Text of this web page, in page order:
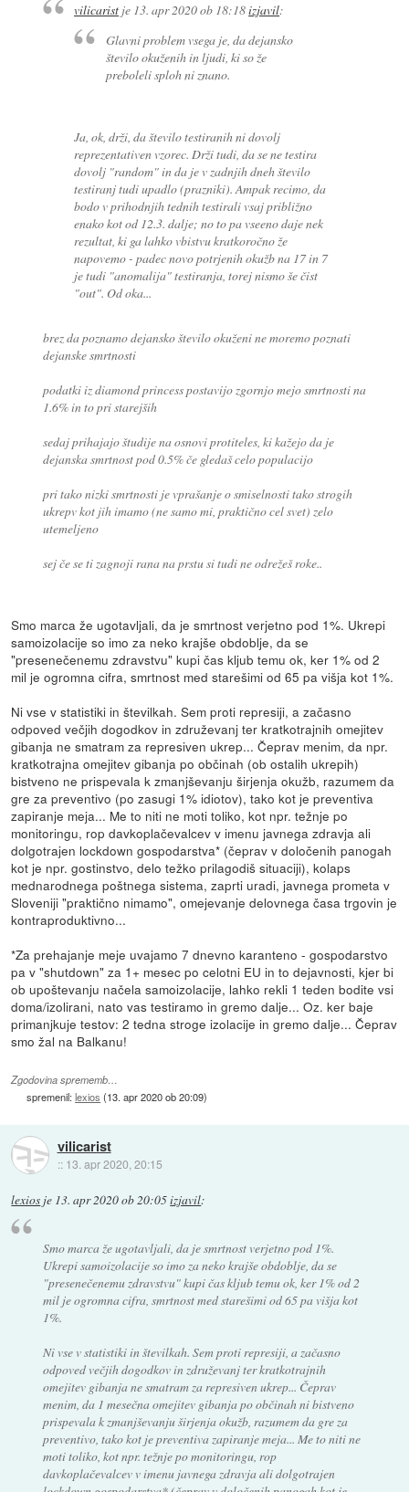
vilicarist je 13. apr 2020 ob 18:18izjavil:
Glavni problem vsega je, da dejansko
število okuženih in ljudi, ki so že
preboleli sploh ni znano.
Ja, ok, drži, da število testiranih ni dovolj
reprezentativen vzorec. Drži tudi, da se ne testira
dovolj "random" in da je v zadnjih dneh število
testiranj tudi upadlo (prazniki). Ampak recimo, da
bodo v prihodnjih tednih testirali vsaj približno
enako kot od 12.3. dalje; no to pa vseeno daje nek
rezultat, ki ga lahko vbistvu kratkoročno že
napovemo - padec novo potrjenih okužb na 17 in 7
je tudi "anomalija" testiranja, torej nismo še čist
"out". Od oka...
brez da poznamo dejansko število okuženi ne moremo poznati
dejanske smrtnosti
podatki iz diamond princess postavijo zgornjo mejo smrtnosti na
1.6% in to pri starejših
sedaj prihajajo študije na osnovi protiteles, ki kažejo da je
dejanska smrtnost pod 0.5% če gledaš celo populacijo
pri tako nizki smrtnosti je vprašanje o smiselnosti tako strogih
ukrepv kot jih imamo (ne samo mi, praktično cel svet) zelo
utemeljeno
sej če se ti zagnoji rana na prstu si tudi ne odrežeš roke..
Smo marca že ugotavljali, da je smrtnost verjetno pod 1%. Ukrepi
samoizolacije so imo za neko krajše obdoblje, da se
"presenečenemu zdravstvu" kupi čas kljub temu ok, ker 1% od 2
mil je ogromna cifra, smrtnost med starešimi od 65 pa višja kot 1%.
Ni vse v statistiki in številkah. Sem proti represiji, a začasno
odpoved večjih dogodkov in združevanj ter kratkotrajnih omejitev
gibanja ne smatram za represiven ukrep... Čeprav menim, da npr.
kratkotrajna omejitev gibanja po občinah (ob ostalih ukrepih)
bistveno ne prispevala k zmanjševanju širjenja okužb, razumem da
gre za preventivo (po zasugi 1% idiotov), tako kot je preventiva
zapiranje meja... Me to niti ne moti toliko, kot npr. težnje po
monitoringu, rop davkoplačevalcev v imenu javnega zdravja ali
dolgotrajen lockdown gospodarstva* (čeprav v določenih panogah
kot je npr. gostinstvo, delo težko prilagodiš situaciji), kolaps
mednarodnega poštnega sistema, zaprti uradi, javnega prometa v
Sloveniji "praktično nimamo", omejevanje delovnega časa trgovin je
kontraproduktivno...
*Za prehajanje meje uvajamo 7 dnevno karanteno - gospodarstvo
pa v "shutdown" za 1+ mesec po celotni EU in to dejavnosti, kjer bi
ob upoštevanju načela samoizolacije, lahko rekli 1 teden bodite vsi
doma/izolirani, nato vas testiramo in gremo dalje... Oz. ker baje
primanjkuje testov: 2 tedna stroge izolacije in gremo dalje... Čeprav
smo žal na Balkanu!
Zgodovina sprememb…
spremenil:lexios (13. apr 2020 ob 20:09)
vilicarist
:: 13. apr 2020, 20:15
lexios je 13. apr 2020 ob 20:05izjavil:
Smo marca že ugotavljali, da je smrtnost verjetno pod 1%.
Ukrepi samoizolacije so imo za neko krajše obdoblje, da se
"presenečenemu zdravstvu" kupi čas kljub temu ok, ker 1% od 2
mil je ogromna cifra, smrtnost med starešimi od 65 pa višja kot
1%.
Ni vse v statistiki in številkah. Sem proti represiji, a začasno
odpoved večjih dogodkov in združevanj ter kratkotrajnih
omejitev gibanja ne smatram za represiven ukrep... Čeprav
menim, da 1 mesečna omejitev gibanja po občinah ni bistveno
prispevala k zmanjševanju širjenja okužb, razumem da gre za
preventivo, tako kot je preventiva zapiranje meja... Me to niti ne
moti toliko, kot npr. težnje po monitoringu, rop
davkoplačevalcev v imenu javnega zdravja ali dolgotrajen